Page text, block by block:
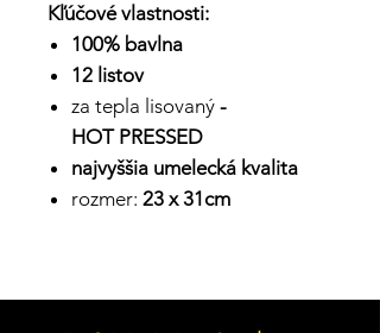
Kľúčové vlastnosti:
100% bavlna
12 listov
za tepla lisovaný -
HOT PRESSED
najvyššia umelecká kvalita
rozmer: 23 x 31cm